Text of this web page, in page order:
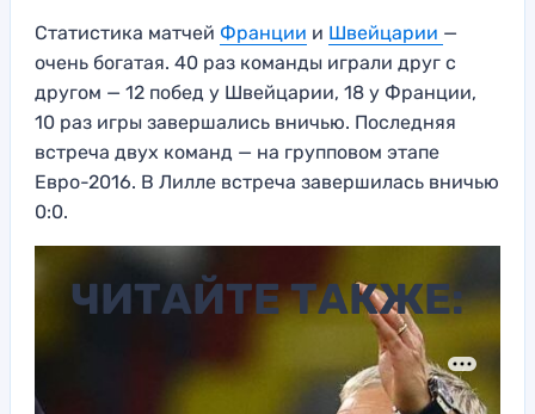
Статистика матчей Франции и Швейцарии —
очень богатая. 40 раз команды играли друг с
другом — 12 побед у Швейцарии, 18 у Франции,
10 раз игры завершались вничью. Последняя
встреча двух команд — на групповом этапе
Евро-2016. В Лилле встреча завершилась вничью
0:0.
ЧИТАЙТЕ ТАКЖЕ: